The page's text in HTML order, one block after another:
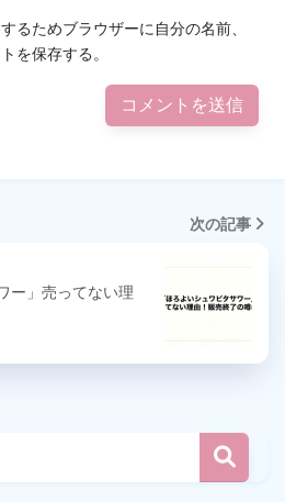
るためブラウザーに自分の名前、
を保存する。
次の記事
ー」売ってない理